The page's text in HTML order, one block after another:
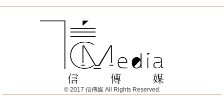
© 2017 信傳媒 All Rights Reserved.